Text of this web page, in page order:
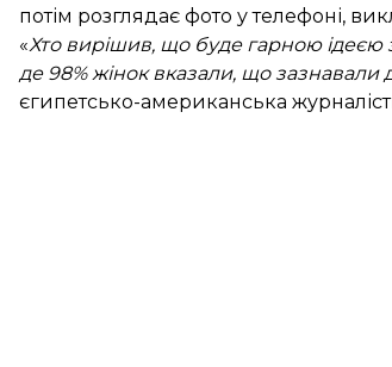
потім розглядає фото у телефоні,
«Хто вирішив, що буде гарною ідеєю
де 98% жінок вказали, що
єгипетсько-американська